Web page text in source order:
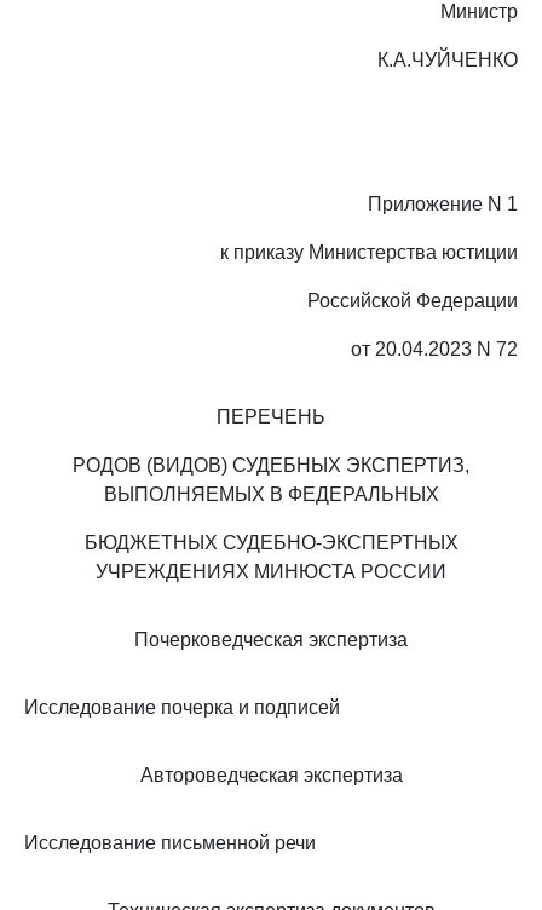
Министр
К.А.ЧУЙЧЕНКО
Приложение N 1
к приказу Министерства юстиции
Российской Федерации
от 20.04.2023 N 72
ПЕРЕЧЕНЬ
РОДОВ (ВИДОВ) СУДЕБНЫХ ЭКСПЕРТИЗ,
ВЫПОЛНЯЕМЫХ В ФЕДЕРАЛЬНЫХ
БЮДЖЕТНЫХ СУДЕБНО-ЭКСПЕРТНЫХ
УЧРЕЖДЕНИЯХ МИНЮСТА РОССИИ
Почерковедческая экспертиза
Исследование почерка и подписей
Автороведческая экспертиза
Исследование письменной речи